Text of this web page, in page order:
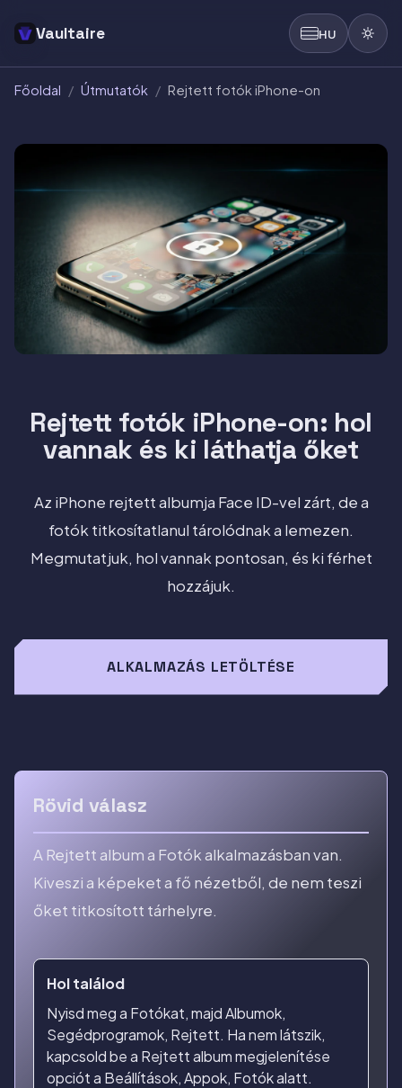
Vaultaire HU
Főoldal / Útmutatók / Rejtett fotók iPhone-on
Rejtett fotók iPhone-on: hol
vannak és ki láthatja őket
Az iPhone rejtett albumja Face ID-vel zárt, de a
fotók titkosítatlanul tárolódnak a lemezen.
Megmutatjuk, hol vannak pontosan, és ki férhet
hozzájuk.
ALKALMAZÁS LETÖLTÉSE
Rövid válasz
A Rejtett album a Fotók alkalmazásban van.
Kiveszi a képeket a fő nézetből, de nem teszi
őket titkosított tárhelyre.
Hol találod
Nyisd meg a Fotókat, majd Albumok,
Segédprogramok, Rejtett. Ha nem látszik,
kapcsold be a Rejtett album megjelenítése
opciót a Beállítások, Appok, Fotók alatt.